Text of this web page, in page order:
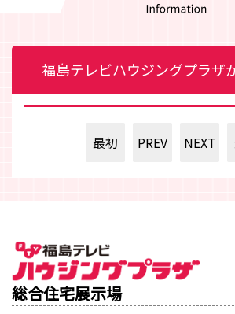
福島テレビハウジングプラザ
最初 PREV NEXT
総合住宅展示場